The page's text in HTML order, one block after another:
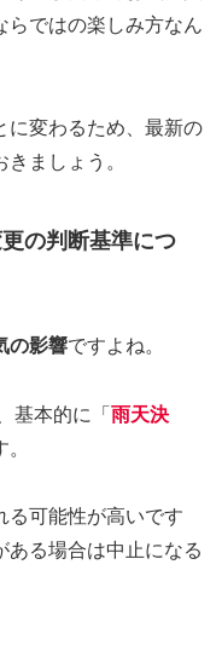
らではの楽しみ方なん
に変わるため、最新の
ましょう。
の判断基準につ
の影響ですよね。
基本的に「 雨天決
る可能性が高いです
ある場合は中止になる